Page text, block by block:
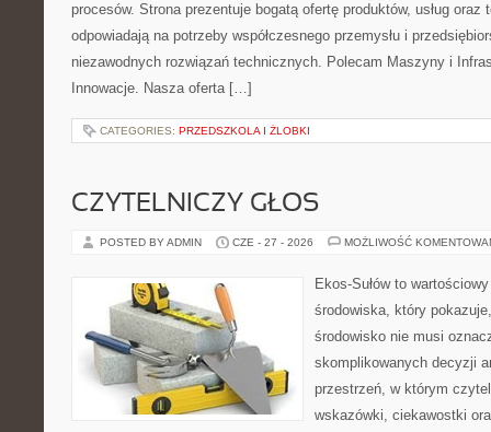
procesów. Strona prezentuje bogatą ofertę produktów, usług oraz
odpowiadają na potrzeby współczesnego przemysłu i
niezawodnych rozwiązań technicznych. Polecam Maszyny i
Innowacje. Nasza oferta […]
CATEGORIES: PRZEDSZKOLA I ŻLOBKI
CZYTELNICZY GŁOS
POSTED BY ADMIN CZE - 27 - 2026 MOŻLIWOŚĆ
Ekos-Sułów to
środowiska, który
środowisko nie musi
skomplikowanych decyzji
przestrzeń, w którym
wskazówki, ciekawostki